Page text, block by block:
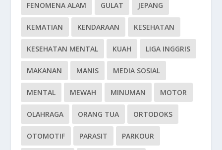
FENOMENA ALAM GULAT JEPANG
KEMATIAN KENDARAAN KESEHATAN
KESEHATAN MENTAL KUAH LIGA INGGRIS
MAKANAN MANIS MEDIA SOSIAL
MENTAL MEWAH MINUMAN MOTOR
OLAHRAGA ORANG TUA ORTODOKS
OTOMOTIF PARASIT PARKOUR